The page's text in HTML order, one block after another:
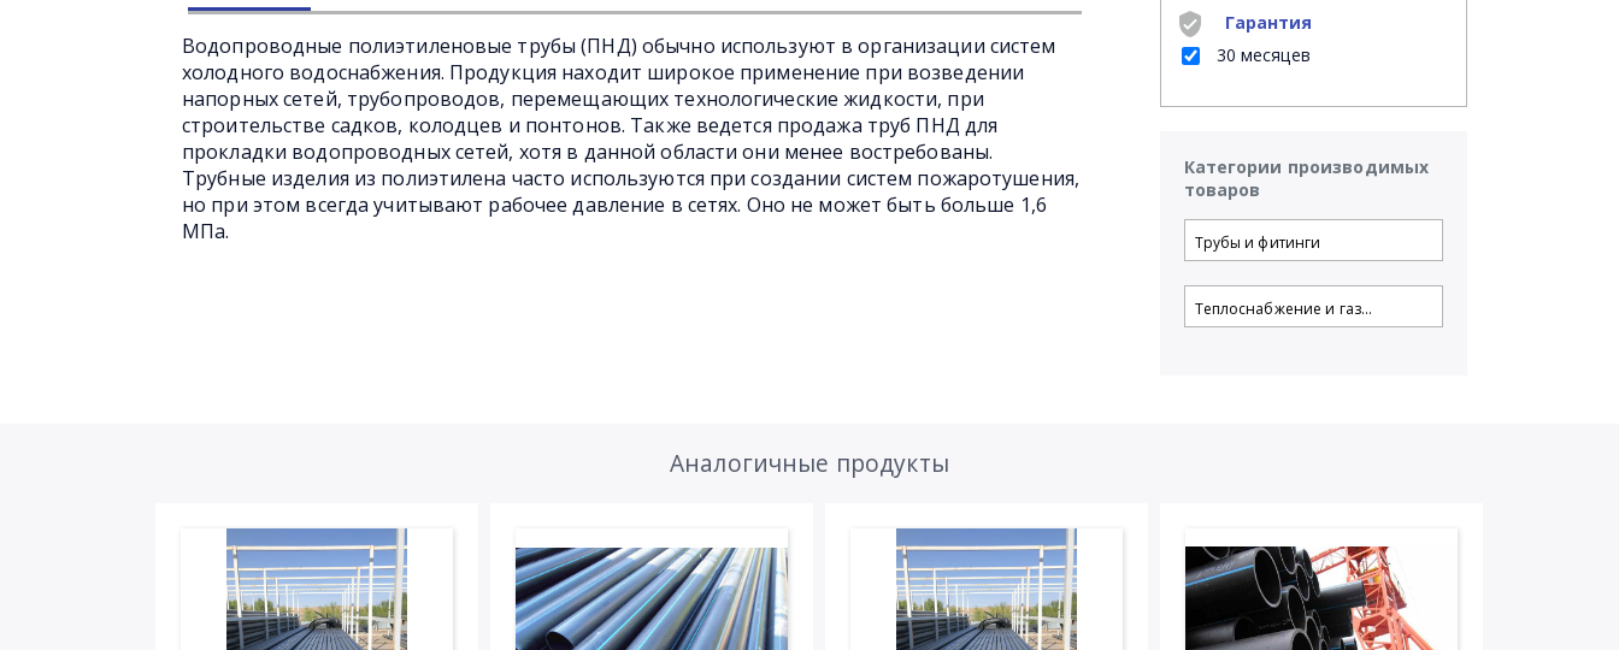
Водопроводные полиэтиленовые трубы (ПНД) обычно используют в организации систем
холодного водоснабжения. Продукция находит широкое применение при возведении
напорных сетей, трубопроводов, перемещающих технологические жидкости, при
строительстве садков, колодцев и понтонов. Также ведется продажа труб ПНД для
прокладки водопроводных сетей, хотя в данной области они менее востребованы.
Трубные изделия из полиэтилена часто используются при создании систем пожаротушения,
но при этом всегда учитывают рабочее давление в сетях. Оно не может быть больше 1,6
МПа.
Гарантия
30 месяцев
Категории производимых
товаров
Трубы и фитинги
Теплоснабжение и газ...
Аналогичные продукты